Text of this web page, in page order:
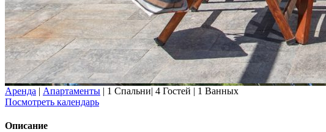
Аренда | Апартаменты | 1 Спальни| 4 Гостей | 1 Ванных
Посмотреть календарь
Описание